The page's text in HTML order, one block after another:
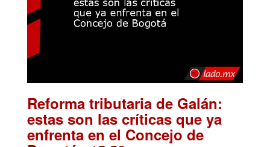
Reforma tributaria de Galán:
estas son las críticas que ya
enfrenta en el Concejo de